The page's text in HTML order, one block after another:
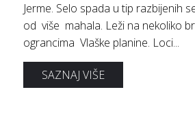
Jerme. Selo spada u tip razbijenih
od više mahala. Leži na nekoliko
ograncima Vlaške planine. Loci...
SAZNAJ VIŠE